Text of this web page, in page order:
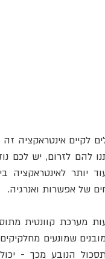
של אפשרות ואנרגיה.
מערכת קוונטית